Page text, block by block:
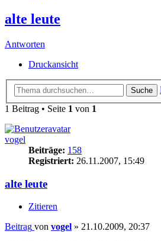
alte leute
Antworten
Druckansicht
Suche
1 Beitrag • Seite 1 von 1
vogel
Beiträge: 158
Registriert: 26.11.2007, 15:49
alte leute
Zitieren
Beitrag von vogel » 21.10.2009, 20:37